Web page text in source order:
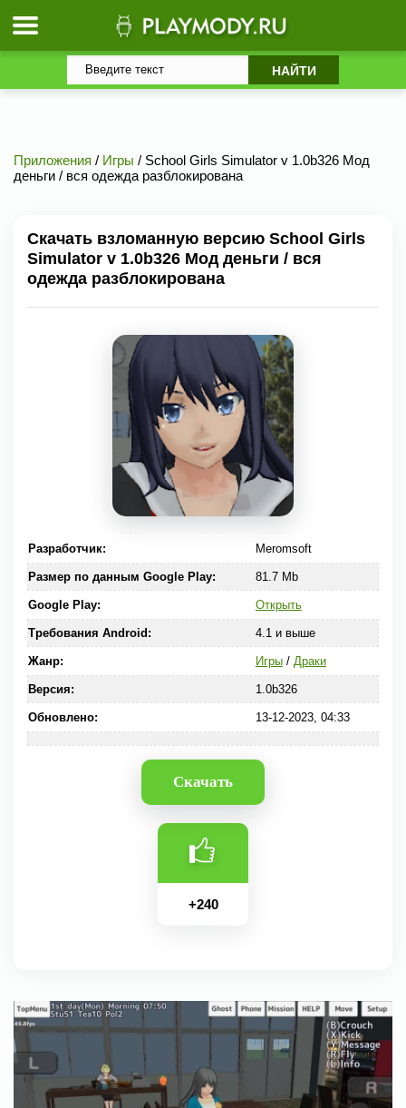
Приложения / Игры / School Girls Simulator v 1.0b326 Мод
деньги / вся одежда разблокирована
Скачать взломанную версию School Girls
Simulator v 1.0b326 Мод деньги / вся
одежда разблокирована
Разработчик: Meromsoft
Размер по данным Google Play: 81.7 Mb
Google Play: Открыть
Требования Android: 4.1 и выше
Жанр: Игры/ Драки
Версия: 1.0b326
Обновлено: 13-12-2023, 04:33
Скачать
+240